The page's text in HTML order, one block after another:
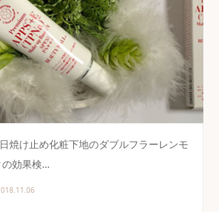
焼け止め化粧下地のダブルフラーレンモ
の効果検…